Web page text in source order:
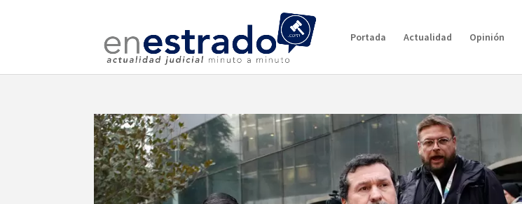
Portada Actualidad Opinión